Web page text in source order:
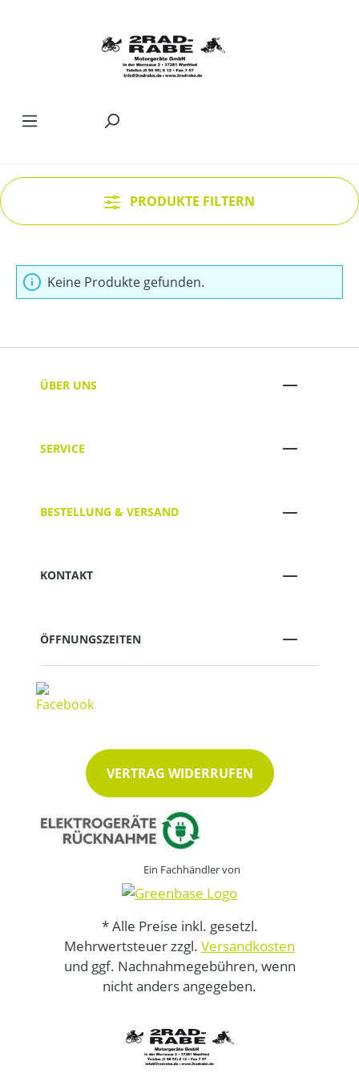
PRODUKTE FILTERN
Keine Produkte gefunden.
ÜBER UNS
SERVICE
BESTELLUNG & VERSAND
KONTAKT
ÖFFNUNGSZEITEN
VERTRAG WIDERRUFEN
Ein Fachhändler von
* Alle Preise inkl. gesetzl.
Mehrwertsteuer zzgl. Versandkosten
und ggf. Nachnahmegebühren, wenn
nicht anders angegeben.